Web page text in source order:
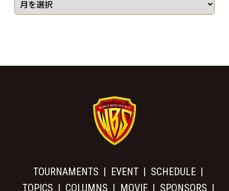
TOURNAMENTS EVENT
SCHEDULE
TOPICS
COLUMNS MOVIE SPONSORS